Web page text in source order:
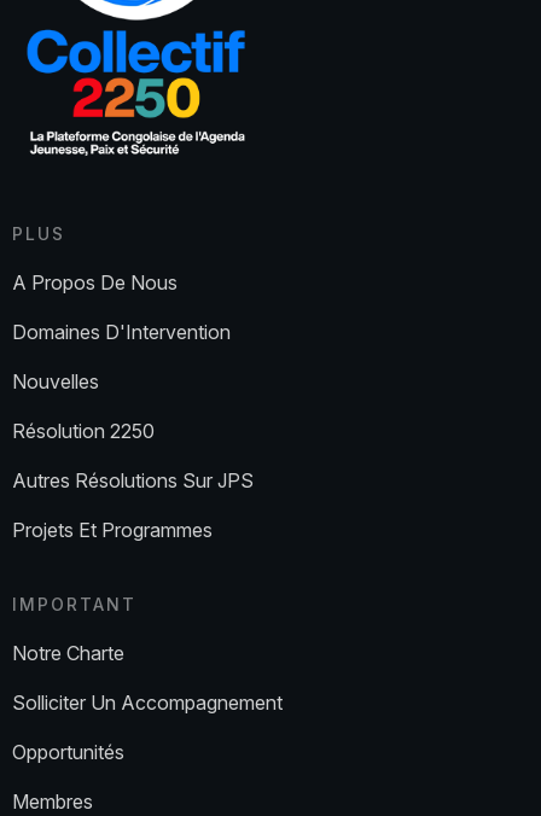
PLUS
A Propos De Nous
Domaines D'Intervention
Nouvelles
Résolution 2250
Autres Résolutions Sur JPS
Projets Et Programmes
IMPORTANT
Notre Charte
Solliciter Un Accompagnement
Opportunités
Membres